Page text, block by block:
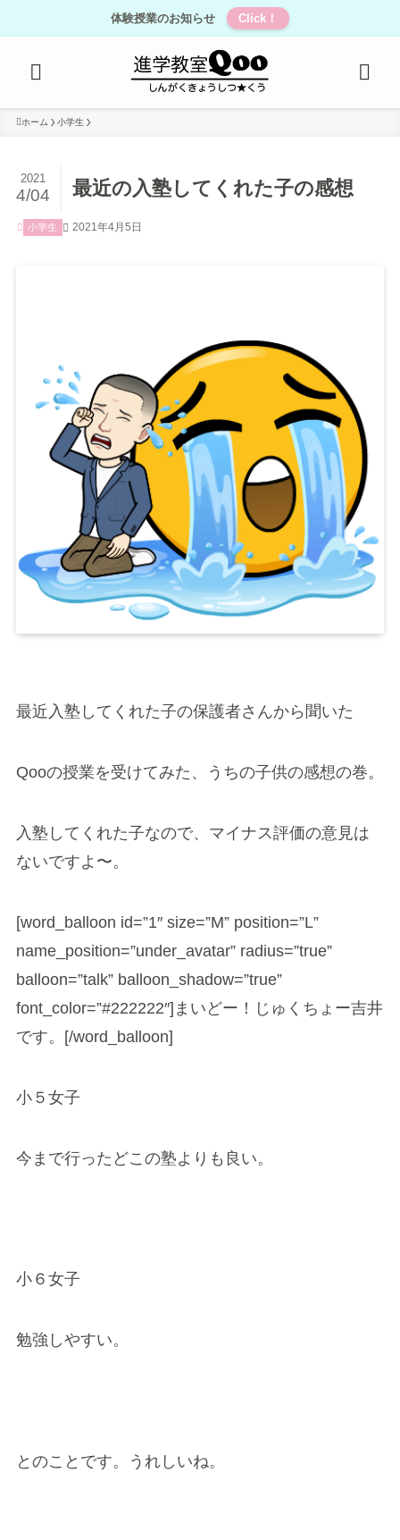
体験授業のお知らせ Click！
ホーム 小学生
最近の入塾してくれた子の感想
2021
4/04
小学生 2021年4月5日
最近入塾してくれた子の保護者さんから聞いた
Qooの授業を受けてみた、うちの子供の感想の巻。
入塾してくれた子なので、マイナス評価の意見は
ないですよ〜。
[word_balloon id=”1″ size=”M” position=”L”
name_position=”under_avatar” radius=”true”
balloon=”talk” balloon_shadow=”true”
font_color=”#222222″]まいどー！じゅくちょー吉井
です。[/word_balloon]
小５女子
今まで行ったどこの塾よりも良い。
小６女子
勉強しやすい。
とのことです。うれしいね。